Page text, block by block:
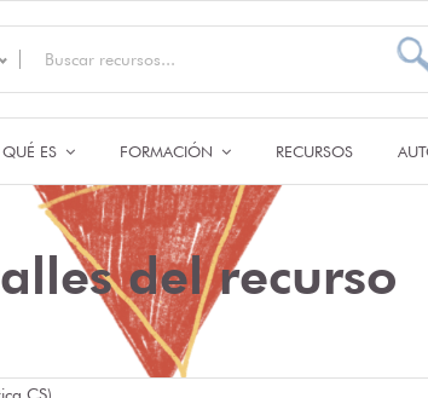
QUÉ ES FORMACIÓN RECURSOS
del recurso